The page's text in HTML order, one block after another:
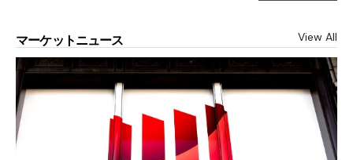
マーケットニュース View All